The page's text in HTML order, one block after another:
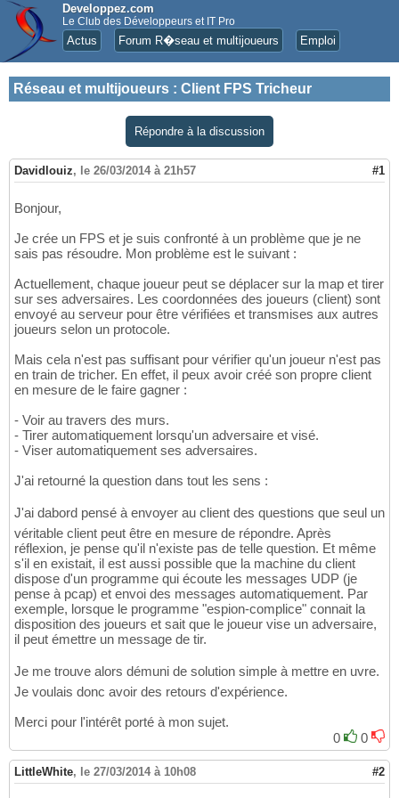
Developpez.com
Le Club des Développeurs et IT Pro
Actus Forum R�seau et multijoueurs Emploi
Réseau et multijoueurs : Client FPS Tricheur
Répondre à la discussion
Davidlouiz, le 26/03/2014 à 21h57 #1
Bonjour,
Je crée un FPS et je suis confronté à un problème que je ne
sais pas résoudre. Mon problème est le suivant :
Actuellement, chaque joueur peut se déplacer sur la map et tirer
sur ses adversaires. Les coordonnées des joueurs (client) sont
envoyé au serveur pour être vérifiées et transmises aux autres
joueurs selon un protocole.
Mais cela n'est pas suffisant pour vérifier qu'un joueur n'est pas
en train de tricher. En effet, il peux avoir créé son propre client
en mesure de le faire gagner :
- Voir au travers des murs.
- Tirer automatiquement lorsqu'un adversaire et visé.
- Viser automatiquement ses adversaires.
J'ai retourné la question dans tout les sens :
J'ai dabord pensé à envoyer au client des questions que seul un
véritable client peut être en mesure de répondre. Après
réflexion, je pense qu'il n'existe pas de telle question. Et même
s'il en existait, il est aussi possible que la machine du client
dispose d'un programme qui écoute les messages UDP (je
pense à pcap) et envoi des messages automatiquement. Par
exemple, lorsque le programme "espion-complice" connait la
disposition des joueurs et sait que le joueur vise un adversaire,
il peut émettre un message de tir.
Je me trouve alors démuni de solution simple à mettre en uvre.
Je voulais donc avoir des retours d'expérience.
Merci pour l'intérêt porté à mon sujet.
0
0
LittleWhite, le 27/03/2014 à 10h08 #2